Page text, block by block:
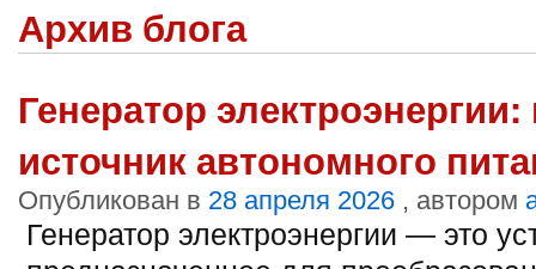
Архив блога
Генератор
источник автономного
Опубликован в 28 апреля 2026 , автором
Генератор электроэнергии — это